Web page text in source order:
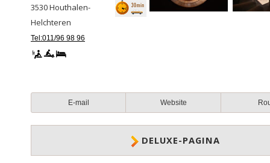
3530Houthalen-
Helchteren
Tel:011/96 98 96
E-mail Website
DELUXE-PAGINA